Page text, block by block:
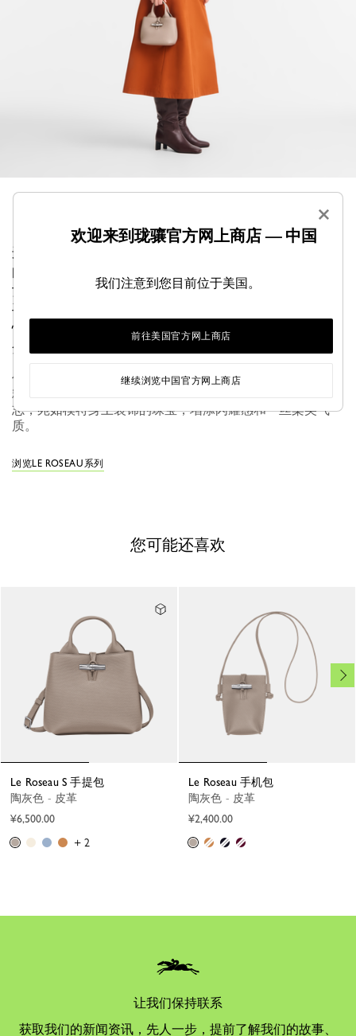
这款小手提包采用粒面大牛皮皮革打造，散发着永恒
的优雅气息。其大小可以容纳手机、钱包和其他小的
女性配件，而可调节可拆卸肩带则允许斜挎、肩背或
手提。竹扣像一颗闪闪发光的宝石，增添了闪亮的女
性气质。清新的图形线条突显皮革柔软的纹理，在流
金岁月中更增迷人气息。
作为 Maison 的标志性系列之一，Le Roseau 体现 Longchamp
精湛的皮革工艺和手工技艺。竹子扣环是该系列的象征性标
志，宛如模特身上装饰的珠宝，增添闪耀感和一丝柔美气
质。
浏览LE ROSEAU系列
您可能还喜欢
Le Roseau S 手提包
陶灰色 - 皮革
¥6,500.00
+ 2
Le Roseau 手机包
陶灰色 - 皮革
¥2,400.00
让我们保持联系
获取我们的新闻资讯，先人一步，提前了解我们的故事、
×
欢迎来到珑骧官方网上商店 — 中国
我们注意到您目前位于美国。
前往美国官方网上商店
继续浏览中国官方网上商店